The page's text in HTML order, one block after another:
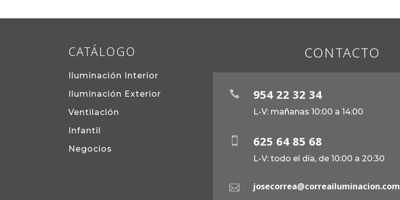
CATÁLOGO
Iluminación Interior
Iluminación Exterior
Ventilación
Infantil
Negocios
CONTACTO
 954 22 32 34
L-V: mañanas 10:00 a 14:00
 625 64 85 68
L-V: todo el día, de 10:00 a 20:30
 josecorrea@correailuminacion.com